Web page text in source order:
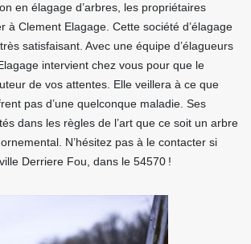
en élagage d’arbres, les propriétaires
à Clement Elagage. Cette société d’élagage
satisfaisant. Avec une équipe d’élagueurs
intervient chez vous pour que le
de vos attentes. Elle veillera à ce que
pas d’une quelconque maladie. Ses
dans les règles de l’art que ce soit un arbre
N’hésitez pas à le contacter si
Derriere Fou, dans le 54570 !